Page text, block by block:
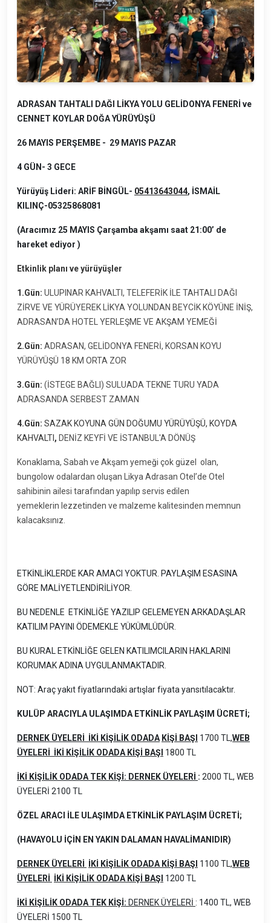
ADRASAN TAHTALI DAĞI LİKYA YOLU GELİDONYA FENERİ ve
CENNET KOYLAR DOĞA YÜRÜYÜŞÜ
26 MAYIS PERŞEMBE - 29 MAYIS PAZAR
4 GÜN- 3 GECE
Yürüyüş Lideri: ARİF BİNGÜL- 05413643044, İSMAİL
KILINÇ-05325868081
(Aracımız 25 MAYIS Çarşamba akşamı saat 21:00’ de
hareket ediyor )
Etkinlik planı ve yürüyüşler
1.Gün: ULUPINAR KAHVALTI, TELEFERİK İLE TAHTALI DAĞI
ZİRVE VE YÜRÜYEREK LİKYA YOLUNDAN BEYCİK KÖYÜNE İNİŞ,
ADRASAN’DA HOTEL YERLEŞME VE AKŞAM YEMEĞİ
2.Gün: ADRASAN, GELİDONYA FENERİ, KORSAN KOYU
YÜRÜYÜŞÜ 18 KM ORTA ZOR
3.Gün: (İSTEGE BAĞLI) SULUADA TEKNE TURU YADA
ADRASANDA SERBEST ZAMAN
4.Gün: SAZAK KOYUNA GÜN DOĞUMU YÜRÜYÜŞÜ, KOYDA
KAHVALTI , DENİZ KEYFİ VE İSTANBUL'A DÖNÜŞ
Konaklama, Sabah ve Akşam yemeği çok güzel olan,
bungolow odalardan oluşan Likya Adrasan Otel’de Otel
sahibinin ailesi tarafından yapılıp servis edilen
yemeklerin lezzetinden ve malzeme kalitesinden memnun
kalacaksınız.
ETKİNLİKLERDE KAR AMACI YOKTUR. PAYLAŞIM ESASINA
GÖRE MALİYETLENDİRİLİYOR.
BU NEDENLE ETKİNLİĞE YAZILIP GELEMEYEN ARKADAŞLAR
KATILIM PAYINI ÖDEMEKLE YÜKÜMLÜDÜR.
BU KURAL ETKİNLİĞE GELEN KATILIMCILARIN HAKLARINI
KORUMAK ADINA UYGULANMAKTADIR.
NOT: Araç yakıt fiyatlarındaki artışlar fiyata yansıtılacaktır.
KULÜP ARACIYLA ULAŞIMDA ETKİNLİK PAYLAŞIM ÜCRETİ;
DERNEK ÜYELERİ İKİ KİŞİLİK ODADA KİŞİ BAŞI 1700 TL,WEB
ÜYELERİ İKİ KİŞİLİK ODADA KİŞİ BAŞI 1800 TL
İKİ KİŞİLİK ODADA TEK KİŞİ: DERNEK ÜYELERİ : 2000 TL, WEB
ÜYELERİ 2100 TL
ÖZEL ARACI İLE ULAŞIMDA ETKİNLİK PAYLAŞIM ÜCRETİ;
(HAVAYOLU İÇİN EN YAKIN DALAMAN HAVALİMANIDIR)
DERNEK ÜYELERİ İKİ KİŞİLİK ODADA KİŞİ BAŞI 1100 TL,WEB
ÜYELERİ İKİ KİŞİLİK ODADA KİŞİ BAŞI 1200 TL
İKİ KİŞİLİK ODADA TEK KİŞİ: DERNEK ÜYELERİ : 1400 TL, WEB
ÜYELERİ 1500 TL